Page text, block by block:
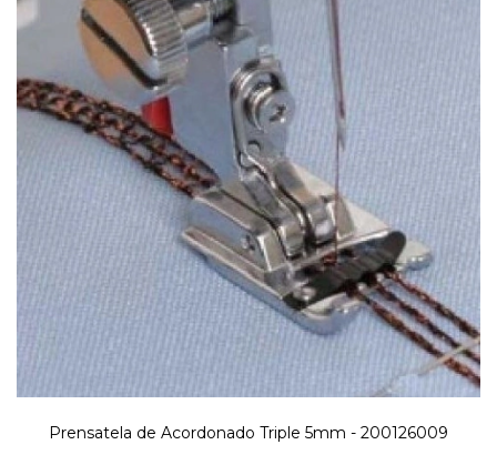
Prensatela de Acordonado Triple 5mm - 200126009